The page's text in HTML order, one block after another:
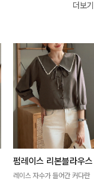
더보기
펌레이스 리본블라우스
레이스 자수가 들어간 커다란